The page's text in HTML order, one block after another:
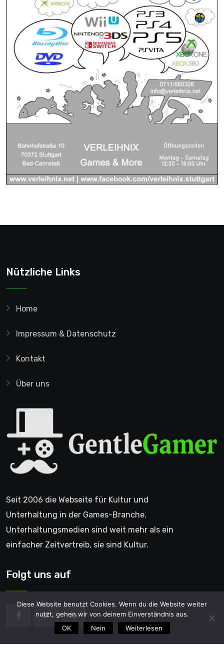
Nützliche Links
Home
Impressum & Datenschutz
Kontakt
Über uns
Seit 2006 die Webseite für Kultur und
Unterhaltung in der Games-Branche.
Unterhaltungsmedien sind weit mehr als ein
einfacher Zeitvertreib, sie sind Kultur.
Folgt uns auf
Diese Website benutzt Cookies. Wenn du die Website weiter
nutzt, gehen wir von deinem Einverständnis aus.
OK
Nein Weiterlesen